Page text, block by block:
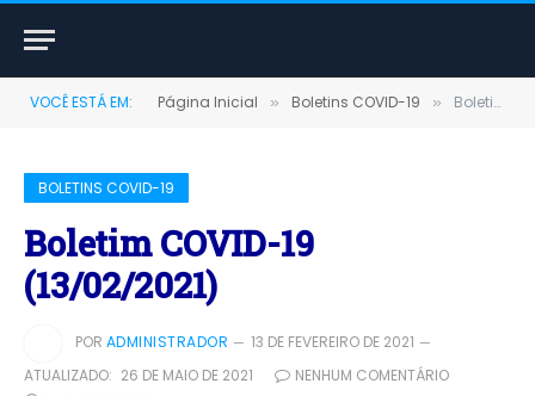
VOCÊ ESTÁ EM: Página Inicial » Boletins COVID-19 » Boletim COVID-19 (13/02/2021)
BOLETINS COVID-19
Boletim COVID-19
(13/02/2021)
POR ADMINISTRADOR
13 DE FEVEREIRO DE 2021
ATUALIZADO: 26 DE MAIO DE 2021
NENHUM COMENTÁRIO